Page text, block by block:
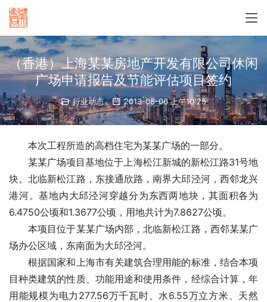
（香港）上海某某房地产开发有限公司休闲
广场申请报告及节能评估项目签约
行业动态 2013-08-06 上午10:25
本次工程所造的高档住宅为某某广场的一部分。
某某广场项目基地位于上海松江新城的新松江路31号地
块。北临新松江路，东接通欣路，南界大邱泾河，西邻龙兴
港河。基地内大邱泾河穿越分为东西两地块，其面积各为
6.4750公顷和1.3677公顷，用地共计为7.8627公顷。
本项目位于某某广场内部，北临新松江路，西邻某某广
场办公区域，东南面为大邱泾河。
根据国家和上海市有关建筑合理用能的标准，结合本项
目种类建筑的性质、功能用途和使用条件，经综合计算，年
用能规模为电力277.56万千瓦时、水6.55万立方米、天然